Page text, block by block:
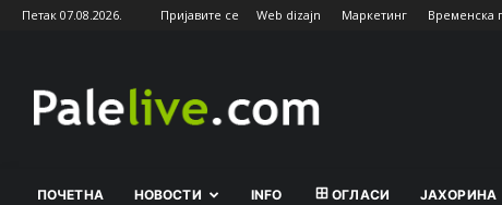
Петак 07.08.2026. Пријавите се Web dizajn Маркетинг Временска
ПОЧЕТНА НОВОСТИ INFO ОГЛАСИ ЈАХОРИНА